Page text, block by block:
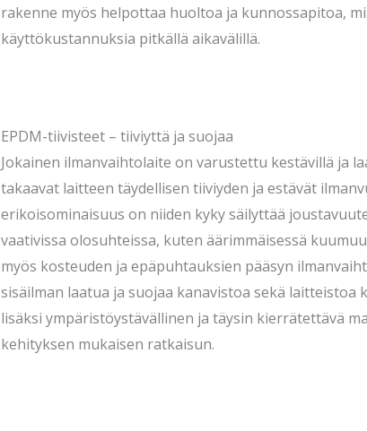
rakenne myös helpottaa huoltoa ja kunnossapitoa,
käyttökustannuksia pitkällä aikavälillä.
EPDM-tiivisteet – tiiviyttä ja suojaa
Jokainen ilmanvaihtolaite on varustettu kestävillä ja
takaavat laitteen täydellisen tiiviyden ja estävät
erikoisominaisuus on niiden kyky säilyttää
vaativissa olosuhteissa, kuten äärimmäisessä
myös kosteuden ja epäpuhtauksien pääsyn
sisäilman laatua ja suojaa kanavistoa sekä laitteistoa
lisäksi ympäristöystävällinen ja täysin kierrätettävä
kehityksen mukaisen ratkaisun.